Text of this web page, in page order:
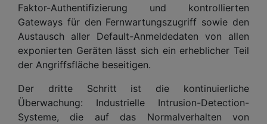
Faktor-Authentifizierung und kontrollierten
Gateways für den Fernwartungszugriff sowie den
Austausch aller Default-Anmeldedaten von allen
exponierten Geräten lässt sich ein erheblicher Teil
der Angriffsfläche beseitigen.
Der dritte Schritt ist die kontinuierliche
Überwachung: Industrielle Intrusion-Detection-
Systeme, die auf das Normalverhalten von